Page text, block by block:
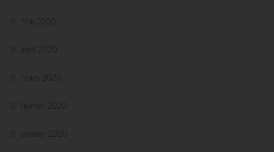
mai 2020
avril 2020
mars 2020
février 2020
janvier 2020